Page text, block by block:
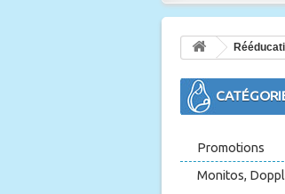
Promotions
Monitos,